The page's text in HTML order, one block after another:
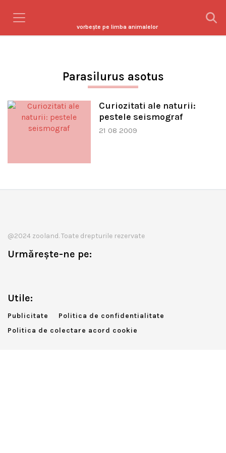
vorbeşte pe limba animalelor
Parasilurus asotus
Curiozitati ale naturii:
pestele seismograf
21 08 2009
@2024 zooland. Toate drepturile rezervate
Urmărește-ne pe:
Utile:
Publicitate
Politica de confidentialitate
Politica de colectare acord cookie